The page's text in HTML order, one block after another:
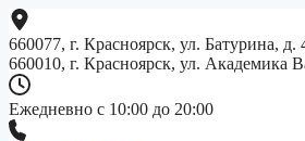
Перейти
к
содержимому
660077, г. Красноярск, ул. Батурина, д.
660010, г. Красноярск, ул. Академика
Ежедневно с 10:00 до 20:00